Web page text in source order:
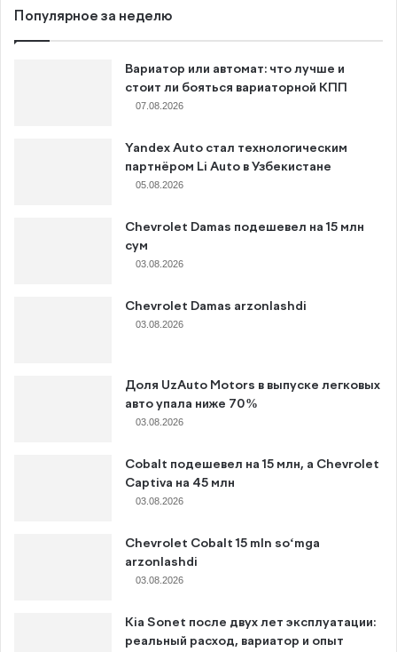
Популярное за неделю
Вариатор или автомат: что лучше и
стоит ли бояться вариаторной КПП
07.08.2026
Yandex Auto стал технологическим
партнёром Li Auto в Узбекистане
05.08.2026
Chevrolet Damas подешевел на 15 млн
сум
03.08.2026
Chevrolet Damas arzonlashdi
03.08.2026
Доля UzAuto Motors в выпуске легковых
авто упала ниже 70%
03.08.2026
Cobalt подешевел на 15 млн, а Chevrolet
Captiva на 45 млн
03.08.2026
Chevrolet Cobalt 15 mln so‘mga
arzonlashdi
03.08.2026
Kia Sonet после двух лет эксплуатации:
реальный расход, вариатор и опыт